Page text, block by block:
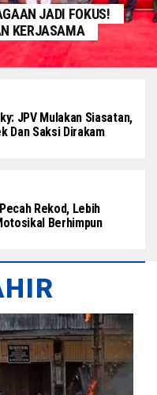
JADI FOKUS!
KERJASAMA
JPV Mulakan Siasatan,
Dan Saksi Dirakam
Rekod, Lebih
Berhimpun